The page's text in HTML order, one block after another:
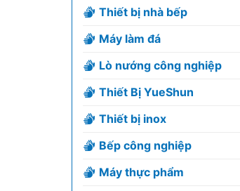
Thiết bị nhà bếp
Máy làm đá
Lò nướng công nghiệp
Thiết Bị YueShun
Thiết bị inox
Bếp công nghiệp
Máy thực phẩm